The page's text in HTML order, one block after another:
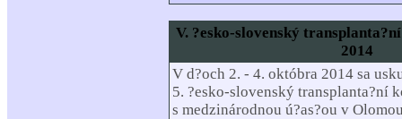
V. ?esko-slovenský
2014
V d?och 2. - 4. októbra 2014 sa
5. ?esko-slovenský transplanta?ní
s medzinárodnou ú?as?ou v